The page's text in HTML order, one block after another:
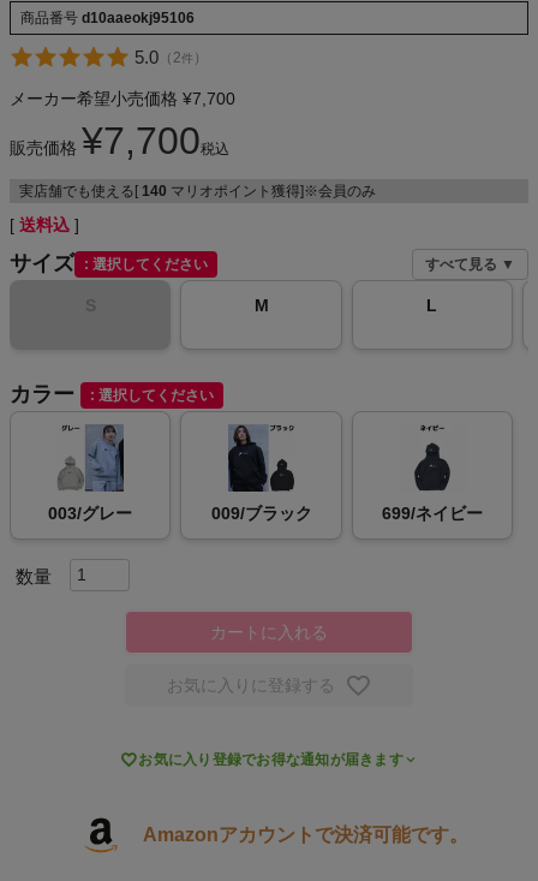
HOKA
もっと見る
メンズカジュアルウェア
レディースカジュアルウェア
メンズスポーツウェア
レディーススポーツウェア
スポーツシューズ
もっと見る
商品番号 d10aaeokj95106
5.0 （ 2件 ）
メーカー希望小売価格 ¥7,700
販売価格 ¥7,700税込
実店舗でも使える[ 140 マリオポイント獲得]※会員のみ
送料込
サイズ 選択してください すべて見る ▼
S M L
カラー 選択してください
003/グレー 009/ブラック 699/ネイビー
カートに入れる
お気に入りに登録する
お気に入り登録でお得な通知が届きます
Amazonアカウントで決済可能です。